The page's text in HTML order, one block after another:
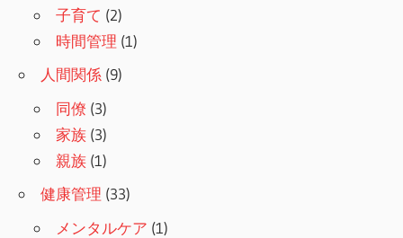
子育て (2)
時間管理 (1)
人間関係 (9)
同僚 (3)
家族 (3)
親族 (1)
健康管理 (33)
メンタルケア (1)